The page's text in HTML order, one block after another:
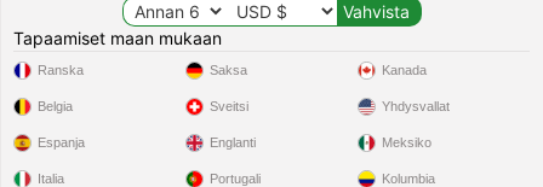
Tapaamiset maan mukaan
Ranska
Belgia
Espanja
Italia
Saksa
Sveitsi
Englanti
Portugali
Kanada
Yhdysvallat
Meksiko
Kolumbia